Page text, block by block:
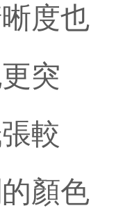
度也
突
較
顏色